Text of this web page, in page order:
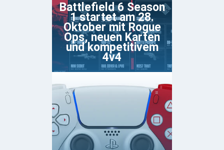
Battlefield 6 Season
1 startet am 28.
Oktober mit Rogue
Ops, neuen Karten
und kompetitivem
4v4